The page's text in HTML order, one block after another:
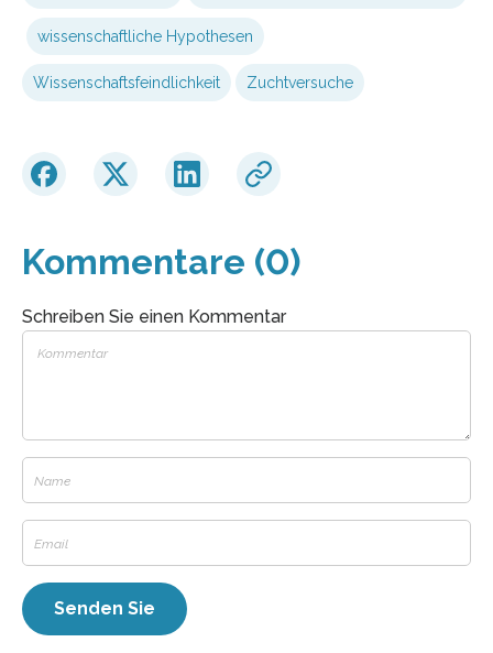
wissenschaftliche Hypothesen
Wissenschaftsfeindlichkeit Zuchtversuche
Kommentare (0)
Schreiben Sie einen Kommentar